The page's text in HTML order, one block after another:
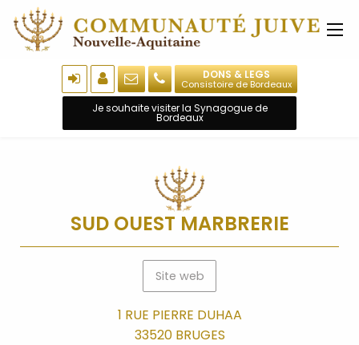
DONS & LEGS
Consistoire de Bordeaux
Je souhaite visiter la Synagogue de
Bordeaux
SUD OUEST MARBRERIE
Site web
1 RUE PIERRE DUHAA
33520 BRUGES